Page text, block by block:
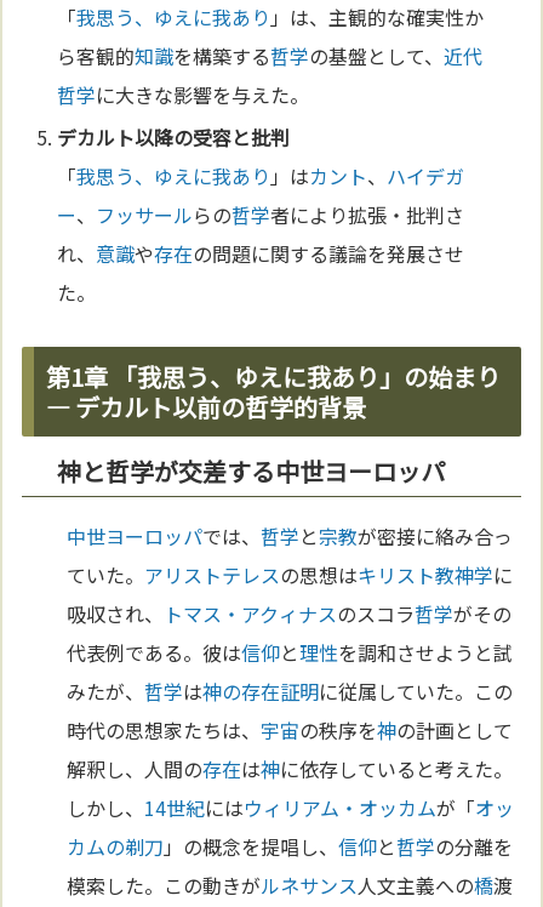
「我思う、ゆえに我あり 」は、主観的な確実性か
ら客観的知識を構築する哲学の基盤として、近代
哲学に大きな影響を与えた。
デカルト以降の受容と批判
「我思う、ゆえに我あり 」はカント、 ハイデガ
ー、 フッサールらの哲学者により拡張・批判さ
れ、 意識や存在の問題に関する議論を発展させ
た。
第1章 「我思う、ゆえに我あり」の始まり
― デカルト以前の哲学的背景
神と哲学が交差する中世ヨーロッパ
中世ヨーロッパでは、 哲学と宗教が密接に絡み合っ
ていた。 アリストテレスの思想はキリスト教神学に
吸収され、
トマス・アクィナスのスコラ哲学がその
代表例である。彼は信仰と理性を調和させようと試
みたが、 哲学は神の存在証明に従属していた。この
時代の思想家たちは、 宇宙の秩序を神の計画として
解釈し、人間の存在は神に依存していると考えた。
しかし、 14世紀にはウィリアム・オッカムが「オッ
カムの剃刀 」の概念を提唱し、信仰と哲学の分離を
模索した。この動きがルネサンス人文主義への橋渡